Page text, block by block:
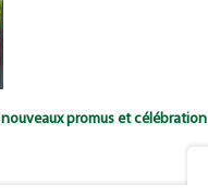
promus et célébration